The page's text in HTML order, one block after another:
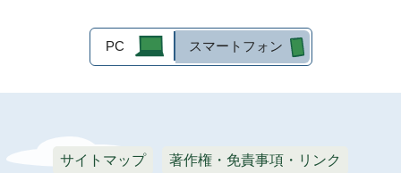
PC スマートフォン
サイトマップ 著作権・免責事項・リンク